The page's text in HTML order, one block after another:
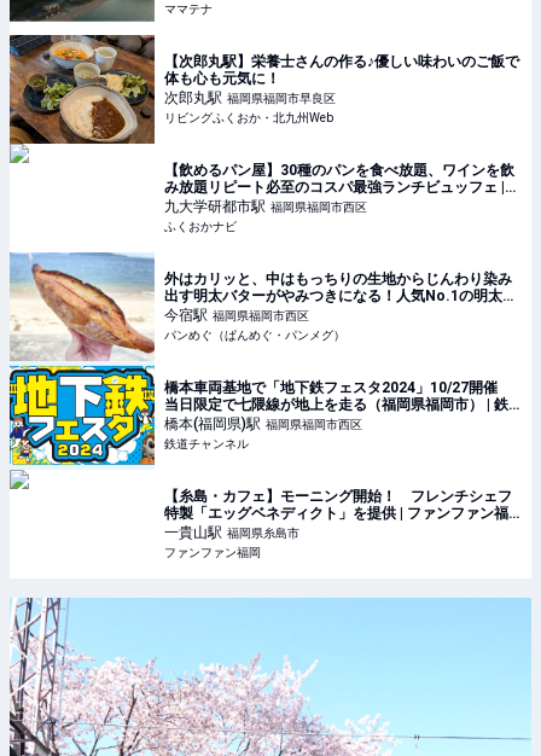
ママテナ
【次郎丸駅】栄養士さんの作る♪優しい味わいのご飯で
体も心も元気に！
次郎丸駅 福岡県福岡市早良区
リビングふくおか・北九州Web
【飲めるパン屋】30種のパンを食べ放題、ワインを飲
み放題リピート必至のコスパ最強ランチビュッフェ |
ふくおかナビ
九大学研都市駅 福岡県福岡市西区
ふくおかナビ
外はカリッと、中はもっちりの生地からじんわり染み
出す明太バターがやみつきになる！人気No.1の明太フ
ランス【KEIZO BAKERY/福岡・今宿】
今宿駅 福岡県福岡市西区
パンめぐ（ぱんめぐ・パンメグ）
橋本車両基地で「地下鉄フェスタ2024」10/27開催
当日限定で七隈線が地上を走る（福岡県福岡市） | 鉄
道ニュース | 鉄道チャンネル
橋本(福岡県)駅 福岡県福岡市西区
鉄道チャンネル
【糸島・カフェ】モーニング開始！ フレンチシェフ
特製「エッグベネディクト」を提供 | ファンファン福
岡
一貴山駅 福岡県糸島市
ファンファン福岡